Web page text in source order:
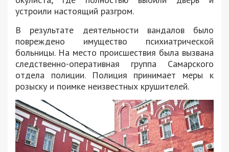
устроили настоящий разгром.
В результате деятельности вандалов было
повреждено имущество психиатрической
больницы. На место происшествия была вызвана
следственно-оперативная группа Самарского
отдела полиции. Полиция принимает меры к
розыску и поимке неизвестных крушителей.